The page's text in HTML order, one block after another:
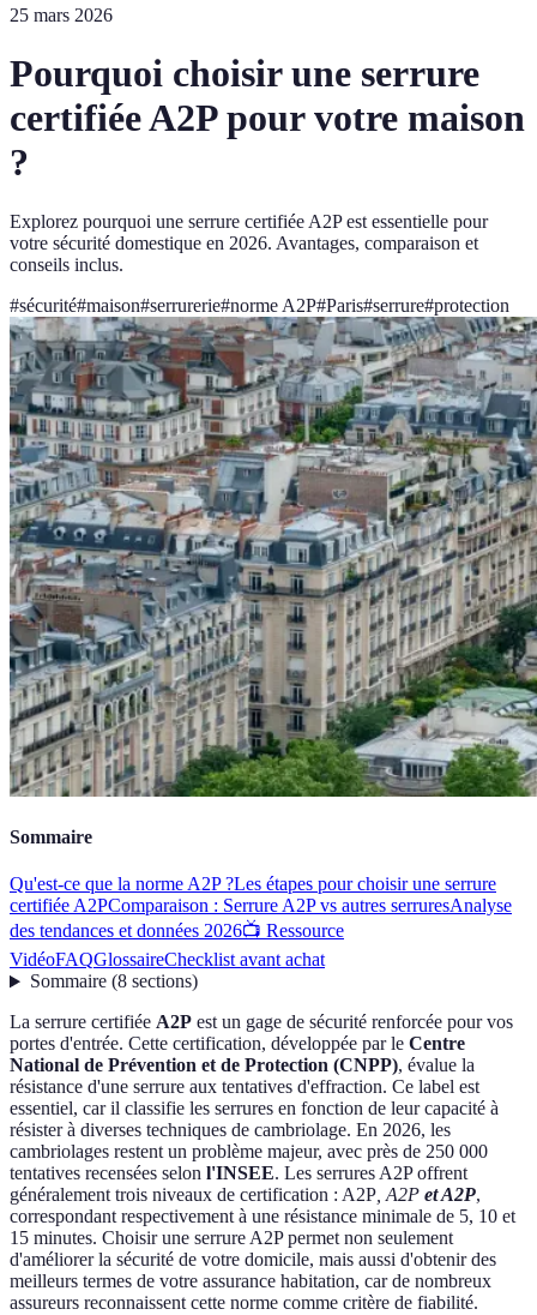
25 mars 2026
Pourquoi choisir une serrure
certifiée A2P pour votre maison
?
Explorez pourquoi une serrure certifiée A2P est essentielle pour
votre sécurité domestique en 2026. Avantages, comparaison et
conseils inclus.
#sécurité#maison#serrurerie#norme A2P#Paris#serrure#protection
Sommaire
Qu'est-ce que la norme A2P ?Les étapes pour choisir une serrure
certifiée A2PComparaison : Serrure A2P vs autres serruresAnalyse
des tendances et données 2026📺 Ressource
VidéoFAQGlossaireChecklist avant achat
Sommaire(8 sections)
La serrure certifiée A2P est un gage de sécurité renforcée pour vos
portes d'entrée. Cette certification, développée par le Centre
National de Prévention et de Protection (CNPP), évalue la
résistance d'une serrure aux tentatives d'effraction. Ce label est
essentiel, car il classifie les serrures en fonction de leur capacité à
résister à diverses techniques de cambriolage. En 2026, les
cambriolages restent un problème majeur, avec près de 250 000
tentatives recensées selon l'INSEE. Les serrures A2P offrent
généralement trois niveaux de certification : A2P, A2P et A2P,
correspondant respectivement à une résistance minimale de 5, 10 et
15 minutes. Choisir une serrure A2P permet non seulement
d'améliorer la sécurité de votre domicile, mais aussi d'obtenir des
meilleurs termes de votre assurance habitation, car de nombreux
assureurs reconnaissent cette norme comme critère de fiabilité.